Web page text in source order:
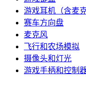
游戏耳机（含麦
赛车方向盘
麦克风
飞行和农场模拟
摄像头和灯光
游戏手柄和控制